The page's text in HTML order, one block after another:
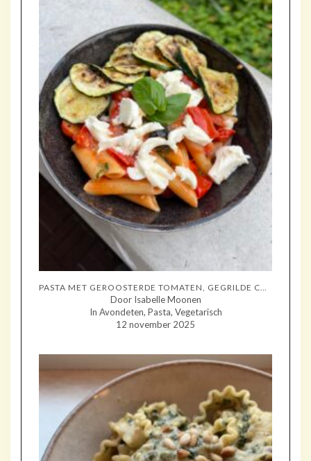
PASTA MET GEROOSTERDE TOMATEN, GEGRILDE COURGETTE EN MOZZARELLA
Door Isabelle Moonen
In Avondeten, Pasta, Vegetarisch
12 november 2025